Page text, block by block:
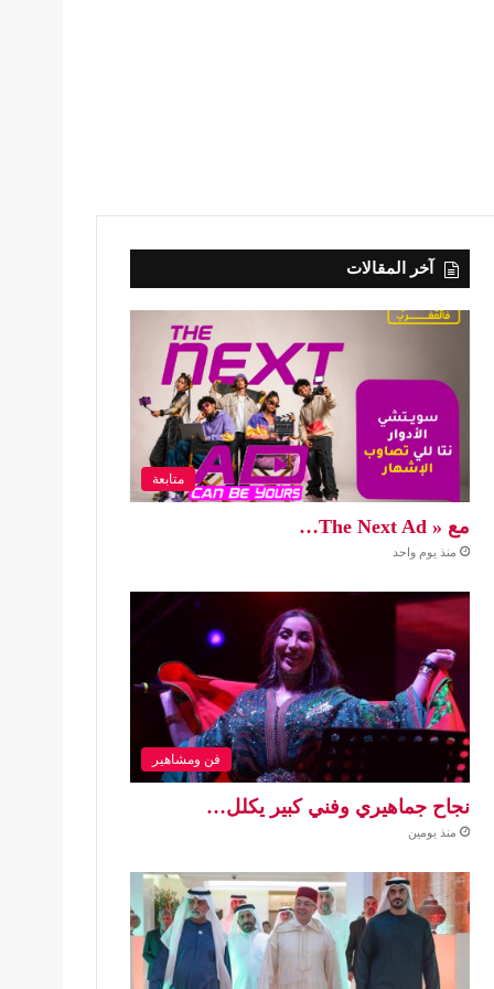
آخر المقالات
متابعة
مع « The Next Ad…
منذ يوم واحد
فن ومشاهير
نجاح جماهيري وفني كبير يكلل…
منذ يومين